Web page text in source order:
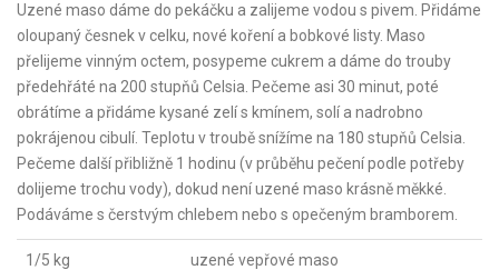
Uzené maso dáme do pekáčku a zalijeme vodou s pivem. Přidáme
oloupaný česnek v celku, nové koření a bobkové listy. Maso
přelijeme vinným octem, posypeme cukrem a dáme do trouby
předehřáté na 200 stupňů Celsia. Pečeme asi 30 minut, poté
obrátíme a přidáme kysané zelí s kmínem, solí a nadrobno
pokrájenou cibulí. Teplotu v troubě snížíme na 180 stupňů Celsia.
Pečeme další přibližně 1 hodinu (v průběhu pečení podle potřeby
dolijeme trochu vody), dokud není uzené maso krásně měkké.
Podáváme s čerstvým chlebem nebo s opečeným bramborem.
1/5 kg uzené vepřové maso